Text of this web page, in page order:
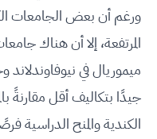
ورغم أن بعض الجامعات
المرتفعة، إلا أن هناك
ميموريال في نيوفاوندلاند
جيدًا بتكاليف أقل مقارنةً
الكندية والمنح الدراسية